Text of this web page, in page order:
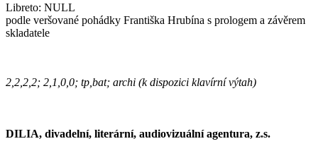
Libreto: NULL
podle veršované pohádky Františka Hrubína s prologem a závěrem
skladatele
2,2,2,2; 2,1,0,0; tp,bat; archi (k dispozici klavírní výtah)
DILIA, divadelní, literární, audiovizuální agentura, z.s.